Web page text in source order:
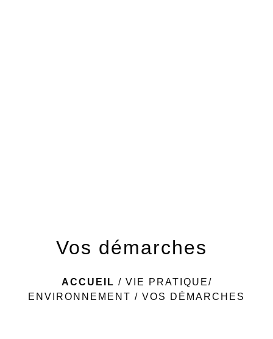
Vos démarches
ACCUEIL / VIE PRATIQUE/
ENVIRONNEMENT / VOS DÉMARCHES